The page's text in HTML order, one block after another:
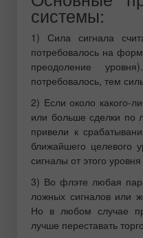
системы:
1) Сила сигнала
потребовалось на
преодоление
потребовалось, тем
2) Если около какого-
или больше сделки по
привели к
ближайшего целевого
сигналы от этого
3) Во флэте любая
ложных сигналов или
Но в любом случае
лучше переставать